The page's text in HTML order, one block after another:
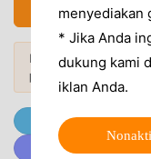
environment
in the operating
properly depending
specific factors.©
Animation© 2014
application is
right
Ingin lebih banyak?
populer
di 2026.
Gabung
Gabung
menyediakan
* Jika Anda
dukung kami
iklan Anda.